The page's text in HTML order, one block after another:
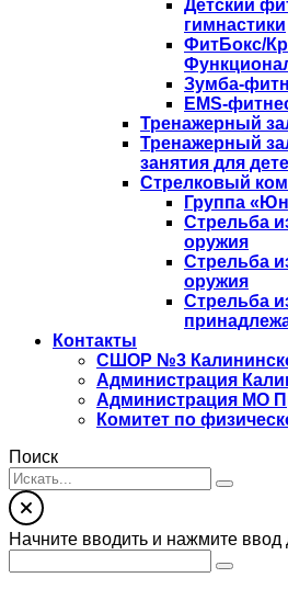
Детский
гимнастики
ФитБокс/
Зумба-
EMS-
Тренажерный
Тренажерный
занятия для
Стрелковый
Группа
Стрельба
оружия
Стрельба
оружия
Стрельба
Контакты
СШОР №3
Администрация
Администрация МО
Комитет по
Поиск
Начните вводить и нажмите ввод